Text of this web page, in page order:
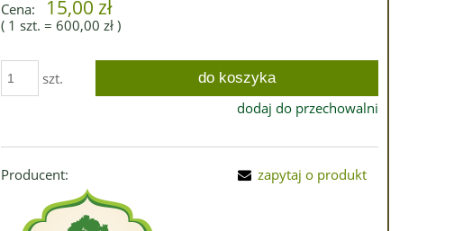
płatności
Cena:
15,00 zł
( 1 szt. = 600,00 zł)
szt.
do koszyka
dodaj do przechowalni
Producent: zapytaj o produkt